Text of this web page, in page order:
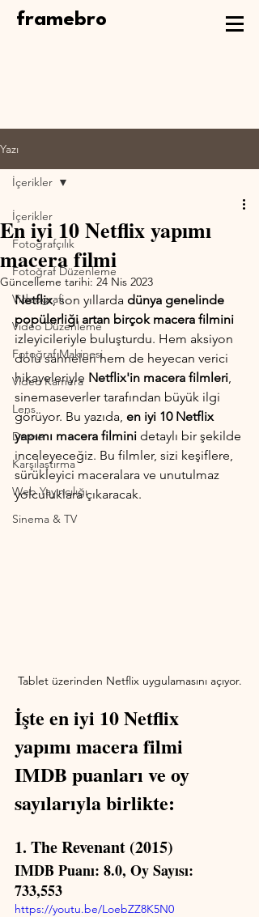
framebro
Yazı
İçerikler
Fotoğrafçılık
Fotoğraf Düzenleme
Videografi
Video Düzenleme
Fotoğraf Makinesi
Video Kamera
Lens
Drone
Karşılaştırma
Web Yayıncılığı
Sinema & TV
İçerikler
En iyi 10 Netflix yapımı
macera filmi
Güncelleme tarihi: 24 Nis 2023
Netflix, son yıllarda dünya genelinde
popülerliği artan birçok macera filmini
izleyicileriyle buluşturdu. Hem aksiyon
dolu sahneleri hem de heyecan verici
hikayeleriyle Netflix'in macera filmleri,
sinemaseverler tarafından büyük ilgi
görüyor. Bu yazıda, en iyi 10 Netflix
yapımı macera filmini detaylı bir şekilde
inceleyeceğiz. Bu filmler, sizi keşiflere,
sürükleyici maceralara ve unutulmaz
yolculuklara çıkaracak.
Tablet üzerinden Netflix uygulamasını açıyor.
İşte en iyi 10 Netflix
yapımı macera filmi
IMDB puanları ve oy
sayılarıyla birlikte:
1. The Revenant (2015)
IMDB Puanı: 8.0, Oy Sayısı:
733,553
https://youtu.be/LoebZZ8K5N0